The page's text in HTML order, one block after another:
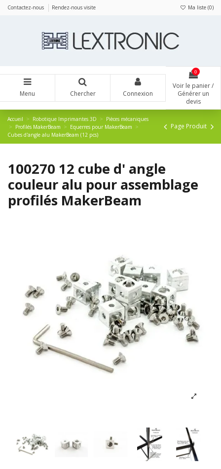
Contactez-nous Rendez-nous visite Ma liste (0)
Menu Chercher Connexion
0
Voir le panier /
Générer un
devis
Accueil Robotique Imprimantes 3D
Pièces mécaniques
Profilés MakerBeam
Equerres pour MakerBeam
Cubes d'angle alu MakerBeam (12 pcs)
Page Produit
100270 12 cube d' angle
couleur alu pour assemblage
profilés MakerBeam
Panneau de gestion des cookies